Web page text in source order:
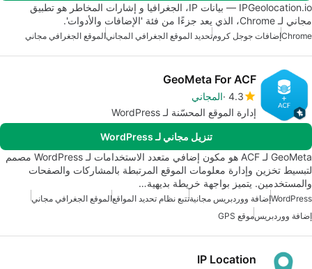
IPGeolocation.io — بيانات IP، الجغرافيا و إشارات المخاطر هو تطبيق
مجاني لـ Chrome، الذي يعد جزءًا من فئة 'الإضافات والأدوات'.
Chromeإضافات جوجل كرومتحديد الموقع الجغرافي المجانيالموقع الجغرافي مجاني
GeoMeta For ACF
4.3 المجاني
إدارة الموقع المحسّنة لـ WordPress
تنزيل مجاني لـ WordPress
GeoMeta لـ ACF هو مكون إضافي متعدد الاستخدامات لـ WordPress مصمم
لتبسيط تخزين وإدارة معلومات الموقع المرتبطة بالمشاركات والصفحات
والمستخدمين. يتميز بواجهة خريطة بديهية…
WordPressإضافة ووردبريس مجانيةتتبع نظام تحديد المواقعالموقع الجغرافي مجاني
إضافة ووردبريسموقع GPS
IP Location